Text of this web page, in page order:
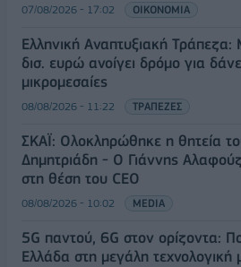
07/08/2026 - 17:02 ΟΙΚΟΝΟΜΙΑ
Ελληνική Αναπτυξιακή Τράπεζα:
δισ. ευρώ ανοίγει δρόμο για
μικρομεσαίες
08/08/2026 - 11:22 ΤΡΑΠΕΖΕΣ
ΣΚΑΪ: Ολοκληρώθηκε η θητεία
Δημητριάδη - Ο Γιάννης
στη θέση του CEO
08/08/2026 - 10:02 MEDIA
5G παντού, 6G στον ορίζοντα:
Ελλάδα στη μεγάλη τεχνολογική